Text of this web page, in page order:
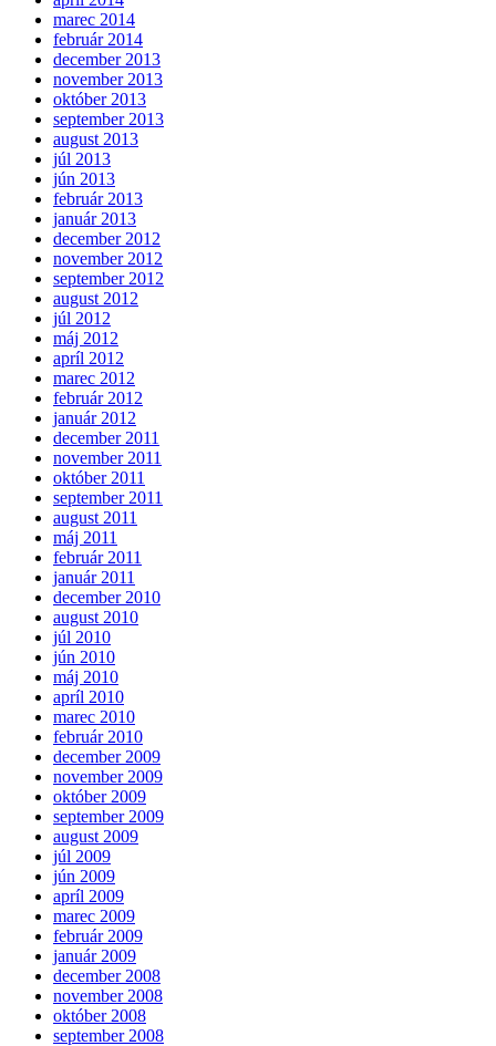
marec 2014
február 2014
december 2013
november 2013
október 2013
september 2013
august 2013
júl 2013
jún 2013
február 2013
január 2013
december 2012
november 2012
september 2012
august 2012
júl 2012
máj 2012
apríl 2012
marec 2012
február 2012
január 2012
december 2011
november 2011
október 2011
september 2011
august 2011
máj 2011
február 2011
január 2011
december 2010
august 2010
júl 2010
jún 2010
máj 2010
apríl 2010
marec 2010
február 2010
december 2009
november 2009
október 2009
september 2009
august 2009
júl 2009
jún 2009
apríl 2009
marec 2009
február 2009
január 2009
december 2008
november 2008
október 2008
september 2008